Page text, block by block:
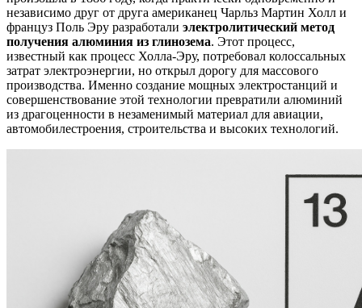
независимо друг от друга американец Чарльз Мартин Холл и
француз Поль Эру разработали электролитический метод
получения алюминия из глинозема. Этот процесс,
известный как процесс Холла-Эру, потребовал колоссальных
затрат электроэнергии, но открыл дорогу для массового
производства. Именно создание мощных электростанций и
совершенствование этой технологии превратили алюминий
из драгоценности в незаменимый материал для авиации,
автомобилестроения, строительства и высоких технологий.